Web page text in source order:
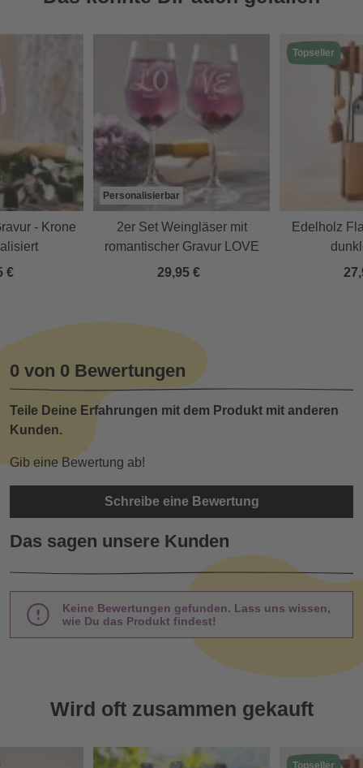
- Krone
€
Personalisierbar
2er Set Weingläser mit
romantischer Gravur LOVE
29,95 €
Topseller
Edelholz
0 von 0 Bewertungen
Teile Deine Erfahrungen mit dem Produkt mit anderen
Kunden.
Gib eine Bewertung ab!
Schreibe eine Bewertung
Das sagen unsere Kunden
Keine Bewertungen gefunden. Lass uns wissen,
wie Du das Produkt findest!
Wird oft zusammen gekauft